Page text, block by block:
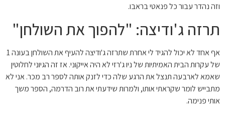
וזה נהדר עבור כל פנאטי בראבו.
תרזה ג'ודיצה: "להפוך את השולחן"
אף אחד לא יכול להגיד לי אחרת שתרזה ג'ודיצה להעיף את השולחן בעונה 1
של עקרות הבית האמיתיות של ניו ג'רזי לא היה אייקוני. אז זה הגיוני לחלוטין
שאמא לארבעה תנצל את הרגע שלה כדי לזנק אותה לספר רב מכר. אני לא
מתבייש לומר שקראתי אותו, ולמרות שידעתי את רוב הדרמה, הספר משך
אותי פנימה.